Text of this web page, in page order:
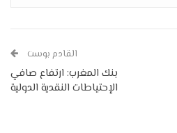
القادم بوست
بنك المغرب: ارتفاع صافي
الإحتياطات النقدية الدولية